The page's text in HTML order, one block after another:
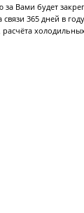
Вами будет
365 дней в
расчёта